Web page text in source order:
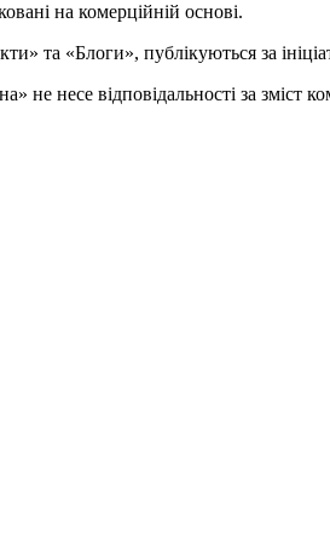
на комерційній основі.
та «Блоги», публікуються за
не несе відповідальності за зміст